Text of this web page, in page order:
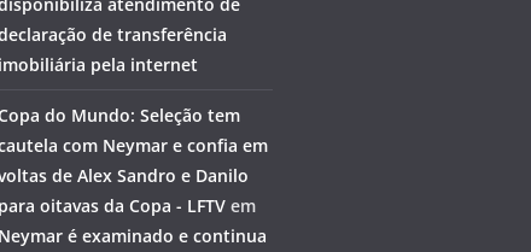
de transferência
imobiliária pela internet
do Mundo: Seleção tem
com Neymar e confia em
de Alex Sandro e Danilo
para oitavas da Copa - LFTV em
Neymar é examinado e continua